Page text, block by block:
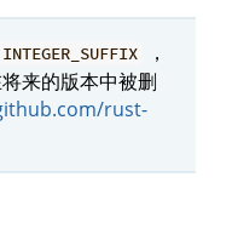
INTEGER_SUFFIX
，
来的版本中被删
rust-